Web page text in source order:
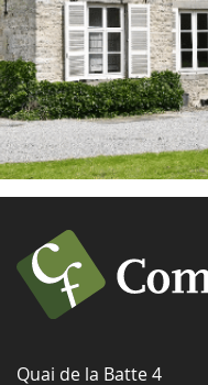
Quai de la Batte 4